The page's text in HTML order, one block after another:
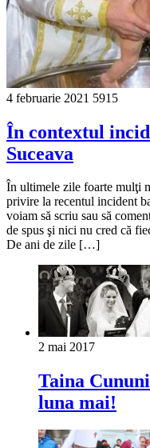
4 februarie 2021 5915
În contextul
Suceava
În ultimele zile foarte mulţi
privire la recentul incident
voiam să scriu sau să
de spus şi nici nu cred că
De ani de zile […]
2 mai 2017
Taina
luna mai!